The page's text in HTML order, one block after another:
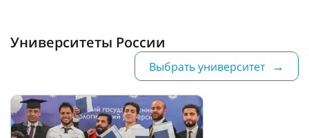
Университеты России
Выбрать университет